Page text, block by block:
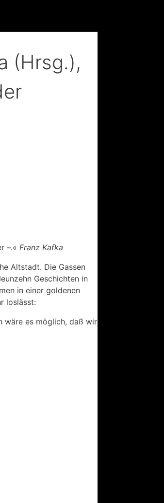
(Hrsg.),
–.« Franz Kafka
Altstadt. Die Gassen
Geschichten in
in einer goldenen
loslässt:
wäre es möglich, daß wir